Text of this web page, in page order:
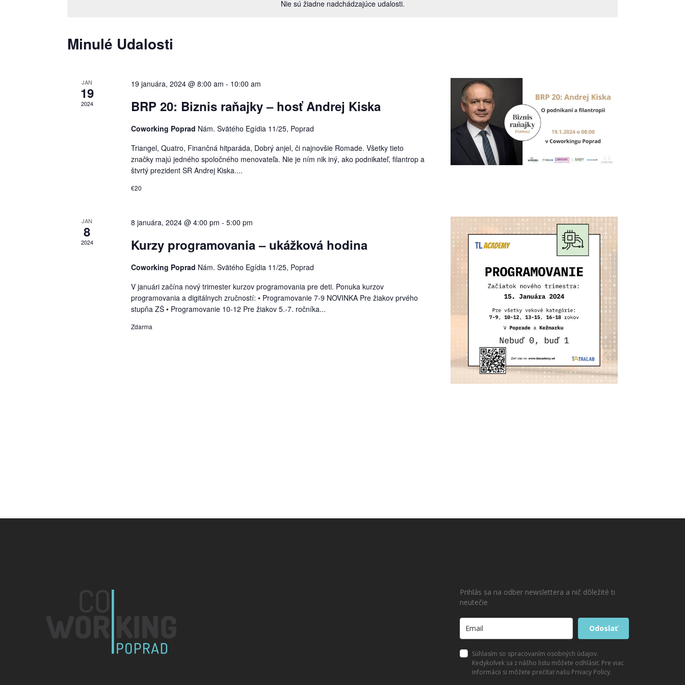
Nie sú žiadne nadchádzajúce udalosti.
Minulé Udalosti
JAN
19
2024
19 januára, 2024 @ 8:00 am - 10:00 am
BRP 20: Biznis raňajky – hosť Andrej Kiska
Coworking Poprad Nám. Svätého Egídia 11/25, Poprad
Triangel, Quatro, Finančná hitparáda, Dobrý anjel, či najnovšie Romade. Všetky tieto
značky majú jedného spoločného menovateľa. Nie je ním nik iný, ako podnikateľ, filantrop a
štvrtý prezident SR Andrej Kiska....
€20
JAN
8
2024
8 januára, 2024 @ 4:00 pm -5:00 pm
Kurzy programovania – ukážková hodina
Coworking Poprad Nám. Svätého Egídia 11/25, Poprad
V januári začína nový trimester kurzov programovania pre deti. Ponuka kurzov
programovania a digitálnych zručností: • Programovanie 7-9 NOVINKA Pre žiakov prvého
stupňa ZŠ • Programovanie 10-12 Pre žiakov 5.-7. ročníka...
Zdarma
Prihlás sa na odber newslettera a nič dôležité ti
neutečie
Odoslať
Súhlasím so spracovaním osobných údajov.
Kedykoľvek sa z nášho listu môžete odhlásiť. Pre viac
informácii si môžete prečítať našu Privacy Policy.